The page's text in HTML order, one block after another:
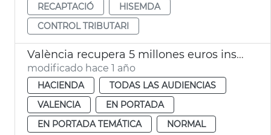
RECAPTACIÓ
HISEMDA
CONTROL TRIBUTARI
València recupera 5 millones euros inspecciones tributarias 2024
modificado hace 1 año
HACIENDA
TODAS LAS AUDIENCIAS
VALENCIA
EN PORTADA
EN PORTADA TEMÁTICA
NORMAL